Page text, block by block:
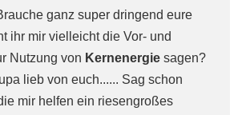
ganz super dringend eure
ihr mir vielleicht die Vor- und
Nutzung von Kernenergie sagen?
lieb von euch...... Sag schon
mir helfen ein riesengroßes